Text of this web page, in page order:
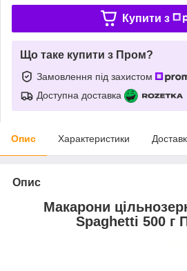
Купити з
Що таке купити з Пром?
Замовлення під захистом
Доступна доставка
Опис Характеристики
Опис
Макарони
Spaghetti 500 г